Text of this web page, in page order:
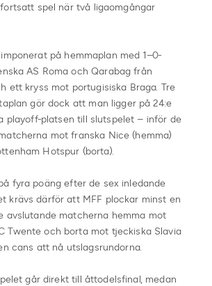
spel när två ligaomgångar
på hemmaplan med 1–0-
AS Roma och Qarabag från
ett kryss mot portugisiska Braga. Tre
gör dock att man ligger på 24:e
playoff-platsen till slutspelet – inför de
mot franska Nice (hemma)
Hotspur (borta).
fyra poäng efter de sex inledande
krävs därför att MFF plockar minst en
avslutande matcherna hemma mot
Twente och borta mot tjeckiska Slavia
cans att nå utslagsrundorna.
går direkt till åttodelsfinal, medan